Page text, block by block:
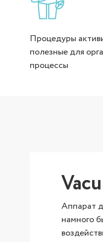
Процедуры
полезные для
процессы
Аппарат
намного